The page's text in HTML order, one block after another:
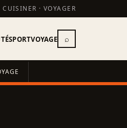
CUISINER · VOYAGER
SPORTVOYAGE ⌕